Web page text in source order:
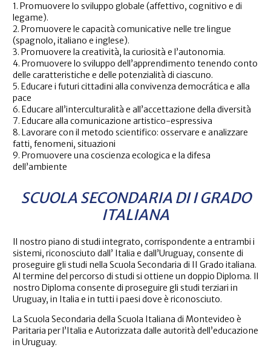
1. Promuovere lo sviluppo globale (affettivo, cognitivo e di
legame).
2. Promuovere le capacità comunicative nelle tre lingue
(spagnolo, italiano e inglese).
3. Promuovere la creatività, la curiosità e l’autonomia.
4. Promuovere lo sviluppo dell’apprendimento tenendo conto
delle caratteristiche e delle potenzialità di ciascuno.
5. Educare i futuri cittadini alla convivenza democrática e alla
pace
6. Educare all’interculturalità e all’accettazione della diversità
7. Educare alla comunicazione artistico-espressiva
8. Lavorare con il metodo scientifico: osservare e analizzare
fatti, fenomeni, situazioni
9. Promuovere una coscienza ecologica e la difesa
dell’ambiente
SCUOLA SECONDARIA DI I GRADO
ITALIANA
Il nostro piano di studi integrato, corrispondente a entrambi i
sistemi, riconosciuto dall’ Italia e dall’Uruguay, consente di
proseguire gli studi nella Scuola Secondaria di II Grado italiana.
Al termine del percorso di studi si ottiene un doppio Diploma. Il
nostro Diploma consente di proseguire gli studi terziari in
Uruguay, in Italia e in tutti i paesi dove è riconosciuto.
La Scuola Secondaria della Scuola Italiana di Montevideo è
Paritaria per l’Italia e Autorizzata dalle autorità dell’educazione
in Uruguay.